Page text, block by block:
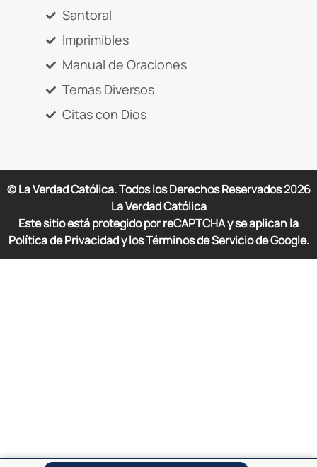
Santoral
Imprimibles
Manual de Oraciones
Temas Diversos
Citas con Dios
© La Verdad Católica. Todos los Derechos Reservados2026
La Verdad Católica
Este sitio está protegido por reCAPTCHA y se aplican la
Política de Privacidad y los Términos de Servicio de Google.